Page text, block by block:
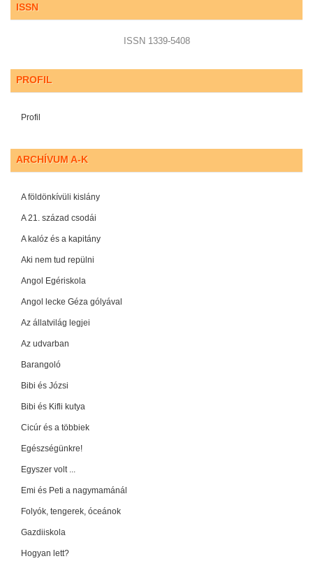
ISSN
ISSN 1339-5408
PROFIL
Profil
ARCHÍVUM A-K
A földönkívüli kislány
A 21. század csodái
A kalóz és a kapitány
Aki nem tud repülni
Angol Egériskola
Angol lecke Géza gólyával
Az állatvilág legjei
Az udvarban
Barangoló
Bibi és Józsi
Bibi és Kifli kutya
Cicúr és a többiek
Egészségünkre!
Egyszer volt ...
Emi és Peti a nagymamánál
Folyók, tengerek, óceánok
Gazdiiskola
Hogyan lett?